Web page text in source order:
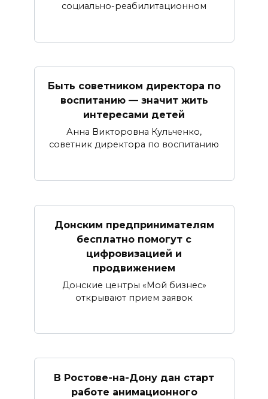
социально-реабилитационном
Быть советником директора по
воспитанию — значит жить
интересами детей
Анна Викторовна Кульченко,
советник директора по воспитанию
Донским предпринимателям
бесплатно помогут с
цифровизацией и
продвижением
Донские центры «Мой бизнес»
открывают прием заявок
В Ростове-на-Дону дан старт
работе анимационного